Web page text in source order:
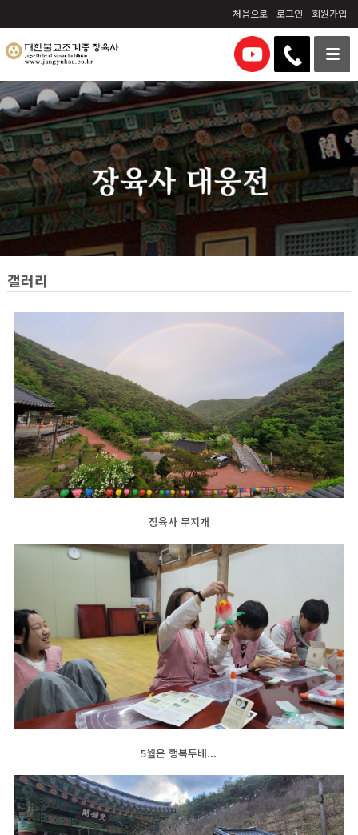
처음으로 로그인 회원가입
갤러리
장육사 무지개
5월은 행복두배...